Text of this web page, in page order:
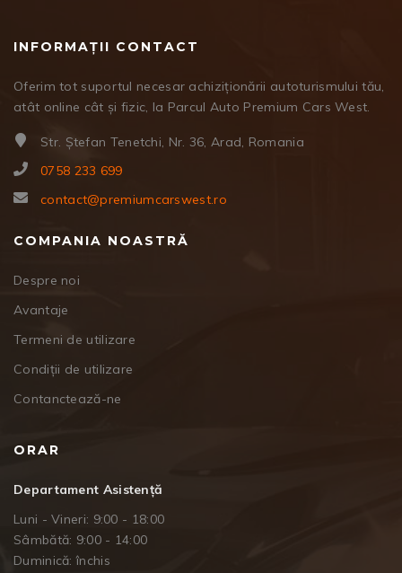
INFORMAȚII CONTACT
Oferim tot suportul necesar achiziționării autoturismului tău,
atât online cât și fizic, la Parcul Auto Premium Cars West.
Str. Ștefan Tenetchi, Nr. 36, Arad, Romania
0758 233 699
contact@premiumcarswest.ro
COMPANIA NOASTRĂ
Despre noi
Avantaje
Termeni de utilizare
Condiții de utilizare
Contanctează-ne
ORAR
Departament Asistență
Luni - Vineri: 9:00 - 18:00
Sâmbătă: 9:00 - 14:00
Duminică: închis